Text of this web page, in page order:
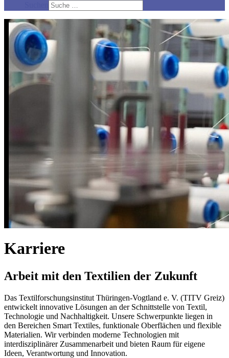
Karriere
Arbeit mit den Textilien der Zukunft
Das Textilforschungsinstitut Thüringen-Vogtland e. V. (TITV Greiz)
entwickelt innovative Lösungen an der Schnittstelle von Textil,
Technologie und Nachhaltigkeit. Unsere Schwerpunkte liegen in
den Bereichen Smart Textiles, funktionale Oberflächen und flexible
Materialien. Wir verbinden moderne Technologien mit
interdisziplinärer Zusammenarbeit und bieten Raum für eigene
Ideen, Verantwortung und Innovation.